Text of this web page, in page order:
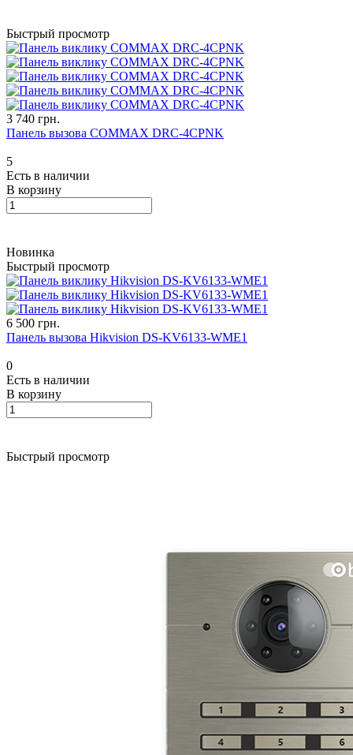
Быстрый просмотр
3 740 грн.
Панель вызова COMMAX DRC-4CPNK
5
Есть в наличии
В корзину
Новинка
Быстрый просмотр
6 500 грн.
Панель вызова Hikvision DS-KV6133-WME1
0
Есть в наличии
В корзину
Быстрый просмотр